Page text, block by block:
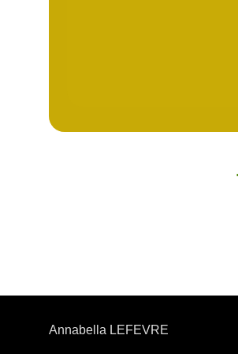
Annabella LEFEVRE